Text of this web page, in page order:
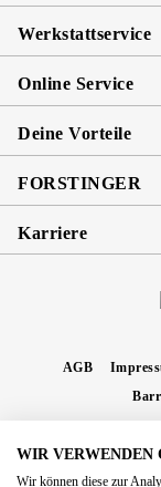
Werkstattservice
Online Service
Deine Vorteile
FORSTINGER
Karriere
AGB
WIR VERWENDEN
Wir können diese zur